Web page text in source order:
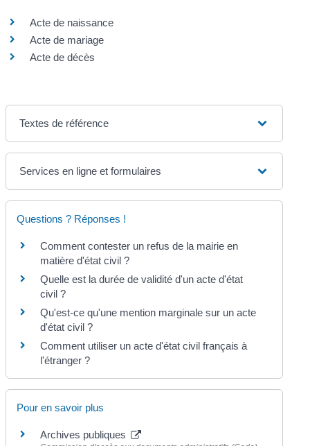
Acte de naissance
Acte de mariage
Acte de décès
Textes de référence
Services en ligne et formulaires
Questions ? Réponses !
Comment contester un refus de la mairie en
matière d'état civil ?
Quelle est la durée de validité d'un acte d'état
civil ?
Qu'est-ce qu'une mention marginale sur un acte
d'état civil ?
Comment utiliser un acte d'état civil français à
l'étranger ?
Pour en savoir plus
Archives publiques